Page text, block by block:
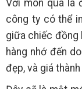
Với món quà là
công ty có thể
giữa chiếc đồng
hàng nhớ đến
đẹp, và giá